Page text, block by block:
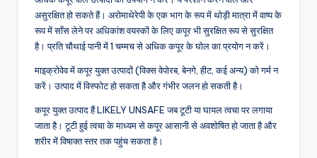
असुरक्षित हो सकते हैं। अरोमाथेरेपी के एक भाग के रूप में थोड़ी मात्रा में वाष्प के
रूप में साँस लेने पर अधिकांश वयस्कों के लिए कपूर भी सुरक्षित रूप से सुरक्षित
है। प्रति चौथाई पानी में 1 चम्मच से अधिक कपूर के घोल का प्रयोग न करें।
माइक्रोवेव में कपूर युक्त उत्पादों (विक्स वेपोरब, बेनगे, हीट, कई अन्य) को गर्म न
करें। उत्पाद में विस्फोट हो सकता है और गंभीर जलन हो सकती है।
कपूर युक्त उत्पाद हैं LIKELY UNSAFE जब टूटी या घायल त्वचा पर लगाया
जाता है। टूटी हुई त्वचा के माध्यम से कपूर आसानी से अवशोषित हो जाता है और
शरीर में विषाक्त स्तर तक पहुंच सकता है।